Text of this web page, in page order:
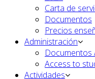
Carta de
Documentos
Precios
Administración
Documentos
Access to
Actividades